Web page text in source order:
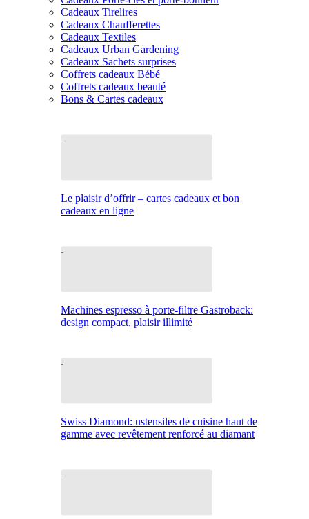
Cadeaux Tirelires
Cadeaux Chaufferettes
Cadeaux Textiles
Cadeaux Urban Gardening
Cadeaux Sachets surprises
Coffrets cadeaux Bébé
Coffrets cadeaux beauté
Bons & Cartes cadeaux
Le plaisir d’offrir – cartes cadeaux et bon
cadeaux en ligne
Machines espresso à porte-filtre Gastroback:
design compact, plaisir illimité
Swiss Diamond: ustensiles de cuisine haut de
gamme avec revêtement renforcé au diamant